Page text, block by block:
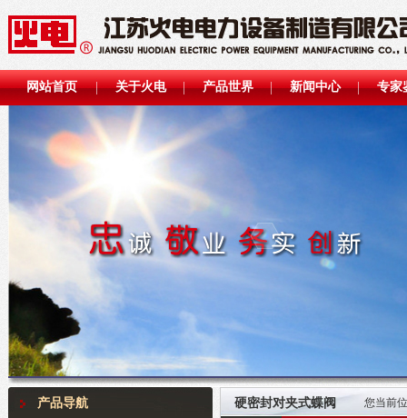
网站首页 关于火电 产品世界 新闻中心 专家
产品导航 您当前
硬密封对夹式蝶阀